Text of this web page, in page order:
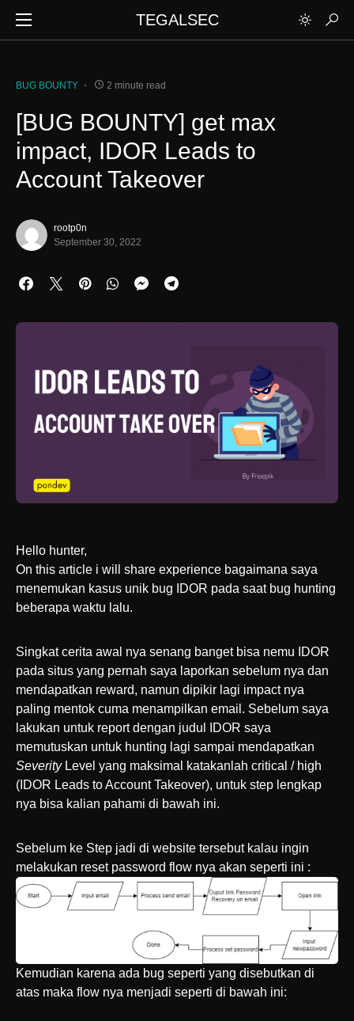
TEGALSEC
BUG BOUNTY 2 minute read
[BUG BOUNTY] get max
impact, IDOR Leads to
Account Takeover
rootp0n
September 30, 2022
Hello hunter,
On this article i will share experience bagaimana saya
menemukan kasus unik bug IDOR pada saat bug hunting
beberapa waktu lalu.
Singkat cerita awal nya senang banget bisa nemu IDOR
pada situs yang pernah saya laporkan sebelum nya dan
mendapatkan reward, namun dipikir lagi impact nya
paling mentok cuma menampilkan email. Sebelum saya
lakukan untuk report dengan judul IDOR saya
memutuskan untuk hunting lagi sampai mendapatkan
SeverityLevel yang maksimal katakanlah critical / high
(IDOR Leads to Account Takeover), untuk step lengkap
nya bisa kalian pahami di bawah ini.
Sebelum ke Step jadi di website tersebut kalau ingin
melakukan reset password flow nya akan seperti ini :
Kemudian karena ada bug seperti yang disebutkan di
atas maka flow nya menjadi seperti di bawah ini: